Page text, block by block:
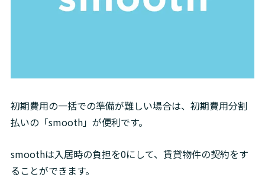
初期費用の一括での準備が難しい場合は、初期費用分割
払いの「smooth」が便利です。
smoothは入居時の負担を0にして、賃貸物件の契約をす
ることができます。